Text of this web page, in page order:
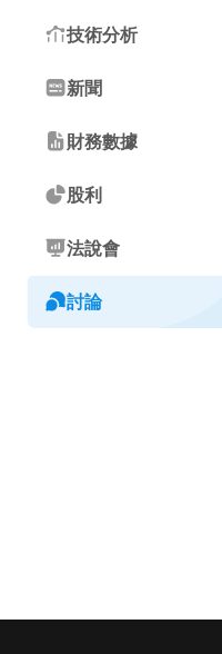
技術分析
新聞
財務數據
股利
法說會
討論